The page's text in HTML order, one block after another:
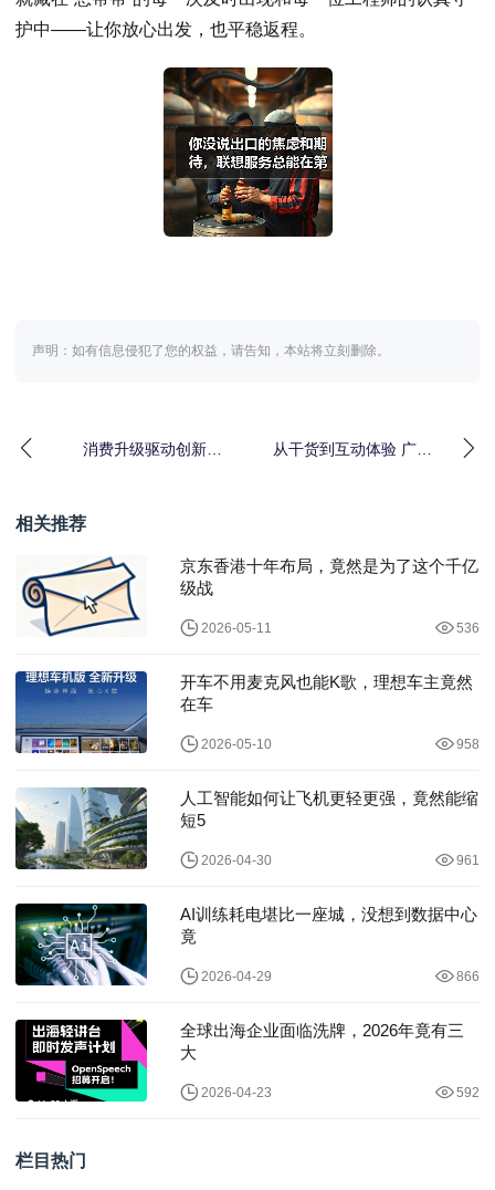
护中——让你放心出发，也平稳返程。
声明：如有信息侵犯了您的权益，请告知，本站将立刻删除。
消费升级驱动创新，
从干货到互动体验 广州
相关推荐
京东香港十年布局，竟然是为了这个千亿
级战
2026-05-11 536
开车不用麦克风也能K歌，理想车主竟然
在车
2026-05-10 958
人工智能如何让飞机更轻更强，竟然能缩
短5
2026-04-30 961
AI训练耗电堪比一座城，没想到数据中心
竟
2026-04-29 866
全球出海企业面临洗牌，2026年竟有三
大
2026-04-23 592
栏目热门